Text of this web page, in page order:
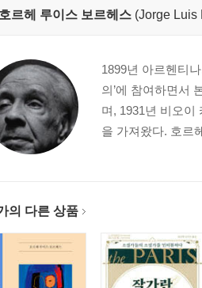
카몽이스에게
토와 아랍인들
색슨 문법 공부를 시작하며
23장
장군이 황천행 마차를 타고 가네
아이레스의 신화적 창건
밤
호르헤 루이스 보르헤스 (Jorge Luis
1899년 아르헨티
의’에 참여하면서
며, 1931년 비오이
을 가져왔다. 호르
의 다른 상품